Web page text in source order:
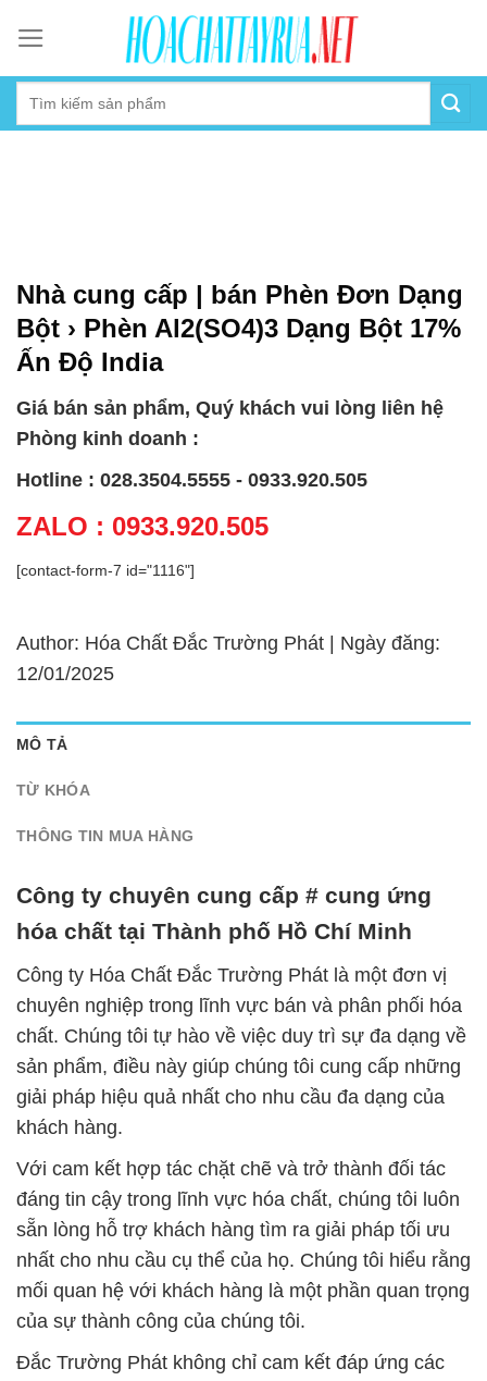
content
Nhà cung cấp | bán Phèn Đơn Dạng
Bột › Phèn Al2(SO4)3 Dạng Bột 17%
Ấn Độ India
Giá bán sản phẩm, Quý khách vui lòng liên hệ
Phòng kinh doanh :
Hotline : 028.3504.5555 - 0933.920.505
ZALO : 0933.920.505
[contact-form-7 id="1116"]
Author: Hóa Chất Đắc Trường Phát | Ngày đăng:
12/01/2025
MÔ TẢ
TỪ KHÓA
THÔNG TIN MUA HÀNG
Công ty chuyên cung cấp # cung ứng
hóa chất tại Thành phố Hồ Chí Minh
Công ty Hóa Chất Đắc Trường Phát là một đơn vị
chuyên nghiệp trong lĩnh vực bán và phân phối hóa
chất. Chúng tôi tự hào về việc duy trì sự đa dạng về
sản phẩm, điều này giúp chúng tôi cung cấp những
giải pháp hiệu quả nhất cho nhu cầu đa dạng của
khách hàng.
Với cam kết hợp tác chặt chẽ và trở thành đối tác
đáng tin cậy trong lĩnh vực hóa chất, chúng tôi luôn
sẵn lòng hỗ trợ khách hàng tìm ra giải pháp tối ưu
nhất cho nhu cầu cụ thể của họ. Chúng tôi hiểu rằng
mối quan hệ với khách hàng là một phần quan trọng
của sự thành công của chúng tôi.
Đắc Trường Phát không chỉ cam kết đáp ứng các